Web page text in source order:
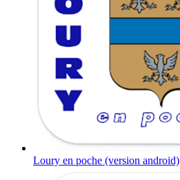
Loury en poche (version android)